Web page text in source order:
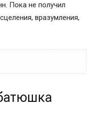
Пока не получил
вразумления,